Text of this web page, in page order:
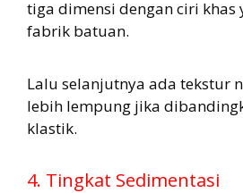
tiga dimensi dengan ciri khas
fabrik batuan.
Lalu selanjutnya ada tekstur
lebih lempung jika
klastik.
4. Tingkat Sedimentasi